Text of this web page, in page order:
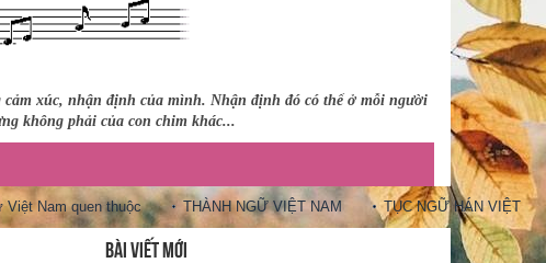
xúc, nhận định của mình. Nhận định đó có thể ở mỗi người
không phải của con chim khác...
quen thuộc THÀNH NGỮ VIỆT NAM TỤC NGỮ HÁN VIỆT 10
BÀI VIẾT MỚI